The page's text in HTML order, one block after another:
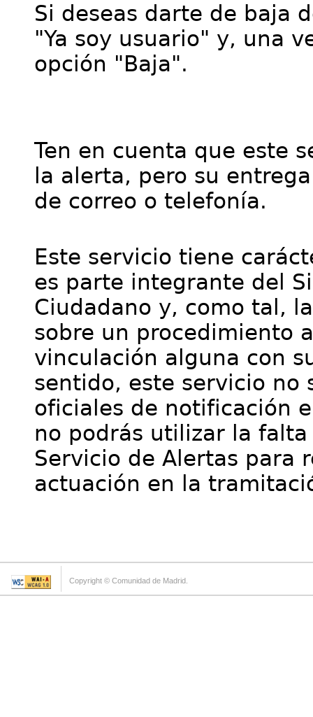
Si deseas darte de baja
"Ya soy usuario" y, una
opción "Baja".
Ten en cuenta que este
la alerta, pero su
de correo o telefonía.
Este servicio tiene
es parte integrante del
Ciudadano y, como tal,
sobre un procedimiento
vinculación alguna con
sentido, este servicio no
oficiales de notificación
no podrás utilizar la
Servicio de Alertas para
actuación en la
Copyright © Comunidad de Madrid.